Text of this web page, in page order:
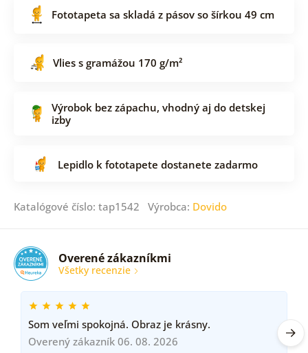
Fototapeta sa skladá z pásov so šírkou 49 cm
Vlies s gramážou 170 g/m²
Výrobok bez zápachu, vhodný aj do detskej
izby
Lepidlo k fototapete dostanete zadarmo
Katalógové číslo: tap1542 Výrobca: Dovido
Overené zákazníkmi
Všetky recenzie
Som veľmi spokojná. Obraz je krásny.
Overený zákazník 06. 08. 2026